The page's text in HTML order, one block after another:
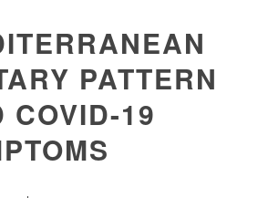
PATTERN
COVID-19